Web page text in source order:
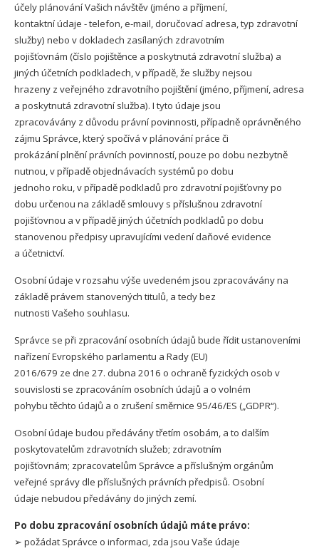
účely plánování Vašich návštěv (jméno a příjmení,
kontaktní údaje - telefon, e-mail, doručovací adresa, typ zdravotní
služby) nebo v dokladech zasílaných zdravotním
pojišťovnám (číslo pojištěnce a poskytnutá zdravotní služba) a
jiných účetních podkladech, v případě, že služby nejsou
hrazeny z veřejného zdravotního pojištění (jméno, příjmení, adresa
a poskytnutá zdravotní služba). I tyto údaje jsou
zpracovávány z důvodu právní povinnosti, případně oprávněného
zájmu Správce, který spočívá v plánování práce či
prokázání plnění právních povinností, pouze po dobu nezbytně
nutnou, v případě objednávacích systémů po dobu
jednoho roku, v případě podkladů pro zdravotní pojišťovny po
dobu určenou na základě smlouvy s příslušnou zdravotní
pojišťovnou a v případě jiných účetních podkladů po dobu
stanovenou předpisy upravujícími vedení daňové evidence
a účetnictví.
Osobní údaje v rozsahu výše uvedeném jsou zpracovávány na
základě právem stanovených titulů, a tedy bez
nutnosti Vašeho souhlasu.
Správce se při zpracování osobních údajů bude řídit ustanoveními
nařízení Evropského parlamentu a Rady (EU)
2016/679 ze dne 27. dubna 2016 o ochraně fyzických osob v
souvislosti se zpracováním osobních údajů a o volném
pohybu těchto údajů a o zrušení směrnice 95/46/ES („GDPR“).
Osobní údaje budou předávány třetím osobám, a to dalším
poskytovatelům zdravotních služeb; zdravotním
pojišťovnám; zpracovatelům Správce a příslušným orgánům
veřejné správy dle příslušných právních předpisů. Osobní
údaje nebudou předávány do jiných zemí.
Po dobu zpracování osobních údajů máte právo:
➢ požádat Správce o informaci, zda jsou Vaše údaje